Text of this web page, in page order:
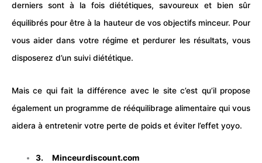
derniers sont à la fois diététiques, savoureux et bien sûr
équilibrés pour être à la hauteur de vos objectifs minceur. Pour
vous aider dans votre régime et perdurer les résultats, vous
disposerez d’un suivi diététique.
Mais ce qui fait la différence avec le site c’est qu’il propose
également un programme de rééquilibrage alimentaire qui vous
aidera à entretenir votre perte de poids et éviter l’effet yoyo.
3.Minceurdiscount.com